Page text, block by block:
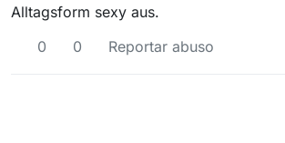
Alltagsform sexy aus.
0
0 Reportar abuso